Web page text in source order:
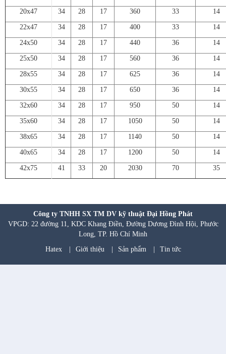
20x47 34 28 17 360 33 14
22x47 34 28 17 400 33 14
24x50 34 28 17 440 36 14
25x50 34 28 17 560 36 14
28x55 34 28 17 625 36 14
30x55 34 28 17 650 36 14
32x60 34 28 17 950 50 14
35x60 34 28 17 1050 50 14
38x65 34 28 17 1140 50 14
40x65 34 28 17 1200 50 14
42x75 41 33 20 2030 70 35
Công ty TNHH SX TM DV kỹ thuật Đại Hồng Phát
VPGD: 22 đường 11, KDC Khang Điền, Đường Dương Đình Hội, Phước
Long, TP. Hồ Chí Minh
Hatex
Giới thiệu Sản phẩm Tin tức